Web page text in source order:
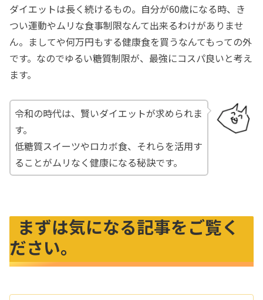
ダイエットは長く続けるもの。自分が60歳になる時、き
つい運動やムリな食事制限なんて出来るわけがありませ
ん。ましてや何万円もする健康食を買うなんてもっての外
です。なのでゆるい糖質制限が、最強にコスパ良いと考え
ます。
令和の時代は、賢いダイエットが求められま
す。
低糖質スイーツやロカボ食、それらを活用す
ることがムリなく健康になる秘訣です。
まずは気になる記事をご覧く
ださい。